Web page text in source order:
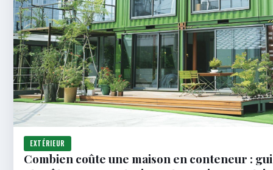
EXTÉRIEUR
Combien coûte une maison en conteneur :